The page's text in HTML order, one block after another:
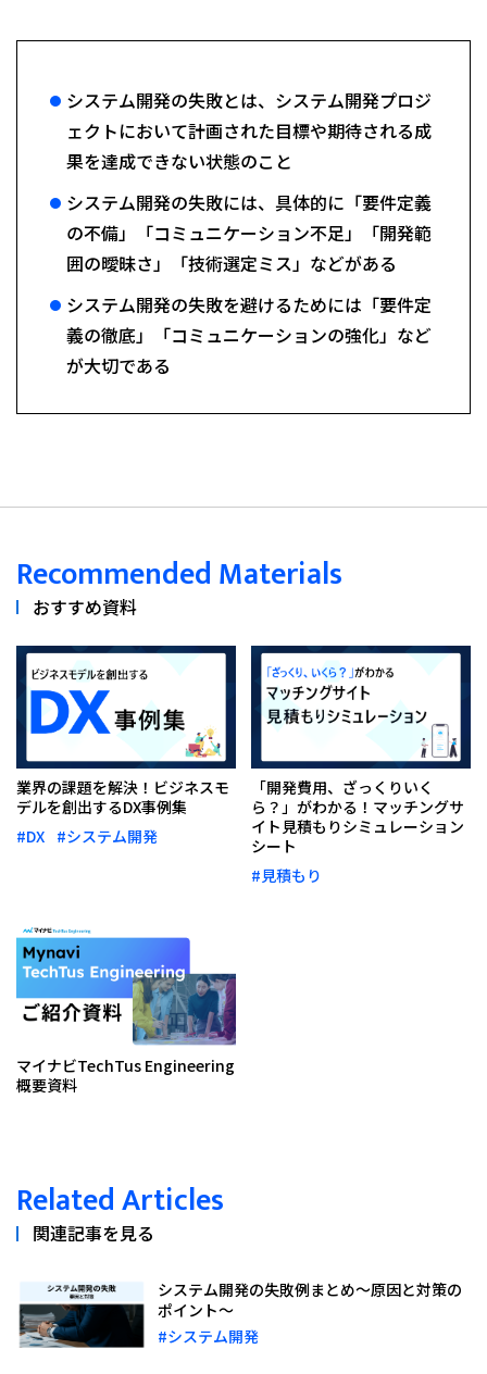
システム開発の失敗とは、システム開発プロジ
ェクトにおいて計画された目標や期待される成
果を達成できない状態のこと
システム開発の失敗には、具体的に「要件定義
の不備」「コミュニケーション不足」「開発範
囲の曖昧さ」「技術選定ミス」などがある
システム開発の失敗を避けるためには「要件定
義の徹底」「コミュニケーションの強化」など
が大切である
Recommended Materials
おすすめ資料
業界の課題を解決！ビジネスモ
デルを創出するDX事例集
#DX #システム開発
「開発費用、ざっくりいく
ら？」がわかる！マッチングサ
イト見積もりシミュレーション
シート
#見積もり
マイナビTechTus Engineering
概要資料
Related Articles
関連記事を見る
システム開発の失敗例まとめ～原因と対策の
ポイント～
#システム開発